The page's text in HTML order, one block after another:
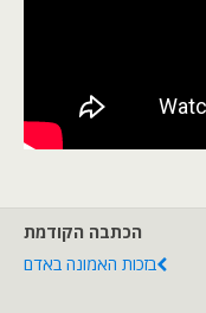
הכתבה הקודמת
בזכות האמונה באדם